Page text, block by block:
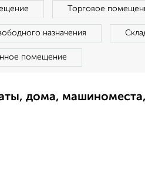
Торговое
назначения
помещение
дома,